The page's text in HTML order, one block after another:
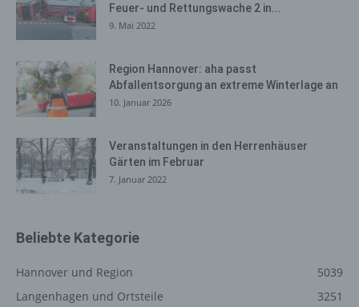
Feuer- und Rettungswache 2 in...
9. Mai 2022
Region Hannover: aha passt
Abfallentsorgung an extreme Winterlage an
10. Januar 2026
Veranstaltungen in den Herrenhäuser
Gärten im Februar
7. Januar 2022
Beliebte Kategorie
Hannover und Region
5039
Langenhagen und Ortsteile
3251
Registrierung auf unserer
Internetseite
Die betroffene Person hat die Möglichkeit, sich auf der
Internetseite des für die Verarbeitung Verantwortlichen
unter Angabe von personenbezogenen Daten zu
registrieren. Welche personenbezogenen Daten dabei
werden, ergibt sich aus der jeweiligen Eingabemaske,
die für die Registrierung verwendet wird. Die von der
betroffenen Person eingegebenen personenbezogenen
eigene Zwecke erhoben und gespeichert. Der für die
einen oder mehrere Auftragsverarbeiter, beispielsweise
einen Paketdienstleister, veranlassen, der die